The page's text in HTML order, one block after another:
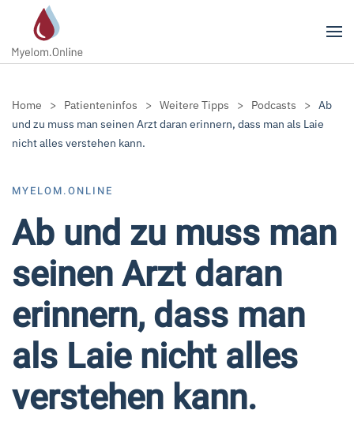
Zum Hauptinhalt springen
Home Patienteninfos Weitere Tipps Podcasts
Ab
und zu muss man seinen Arzt daran erinnern, dass man als Laie
nicht alles verstehen kann.
MYELOM.ONLINE
Ab und zu muss man
seinen Arzt daran
erinnern, dass man
als Laie nicht alles
verstehen kann.